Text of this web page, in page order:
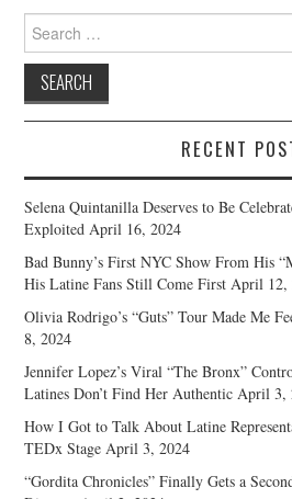
Search
for:
RECENT
Selena Quintanilla Deserves to Be
Exploited April 16, 2024
Bad Bunny’s First NYC Show From His
His Latine Fans Still Come First April 12,
Olivia Rodrigo’s “Guts” Tour Made Me
8, 2024
Jennifer Lopez’s Viral “The Bronx”
Latines Don’t Find Her Authentic April 3,
How I Got to Talk About Latine
TEDx Stage April 3, 2024
“Gordita Chronicles” Finally Gets a